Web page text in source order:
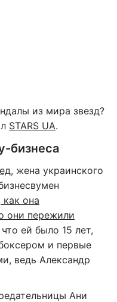
из мира звезд?
STARS UA.
бизнеса
, жена украинского
как она
они пережили
ей было 15 лет,
и первые
ведь Александр
Ани